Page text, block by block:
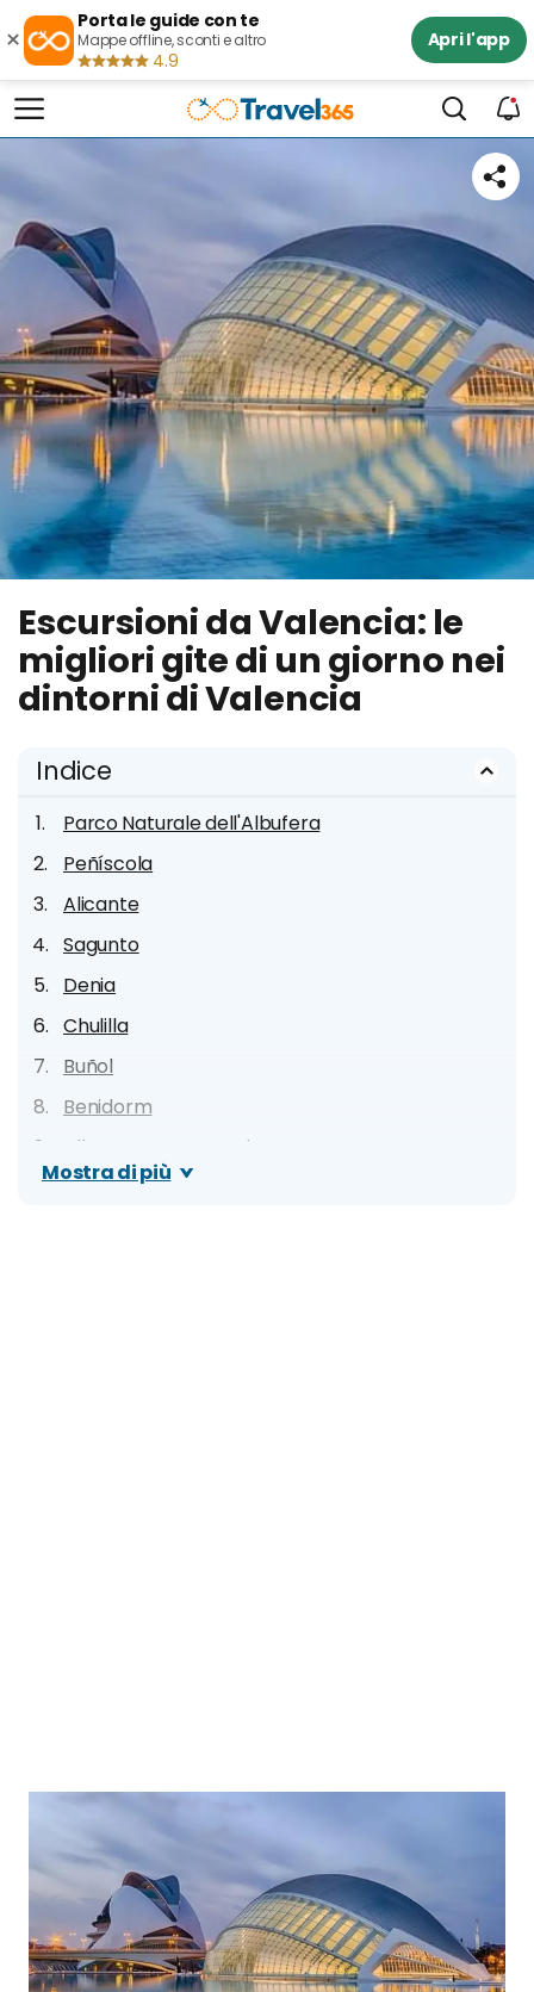
×
Porta le guide con te
Mappe offline, sconti e altro
4.9
Apri l'app
Escursioni da Valencia: le
migliori gite di un giorno nei
dintorni di Valencia
Indice
Parco Naturale dell'Albufera
Peñíscola
Alicante
Sagunto
Denia
Chulilla
Buñol
Benidorm
Alboraya e Port Saplaya
Montanejos
Mostra di più